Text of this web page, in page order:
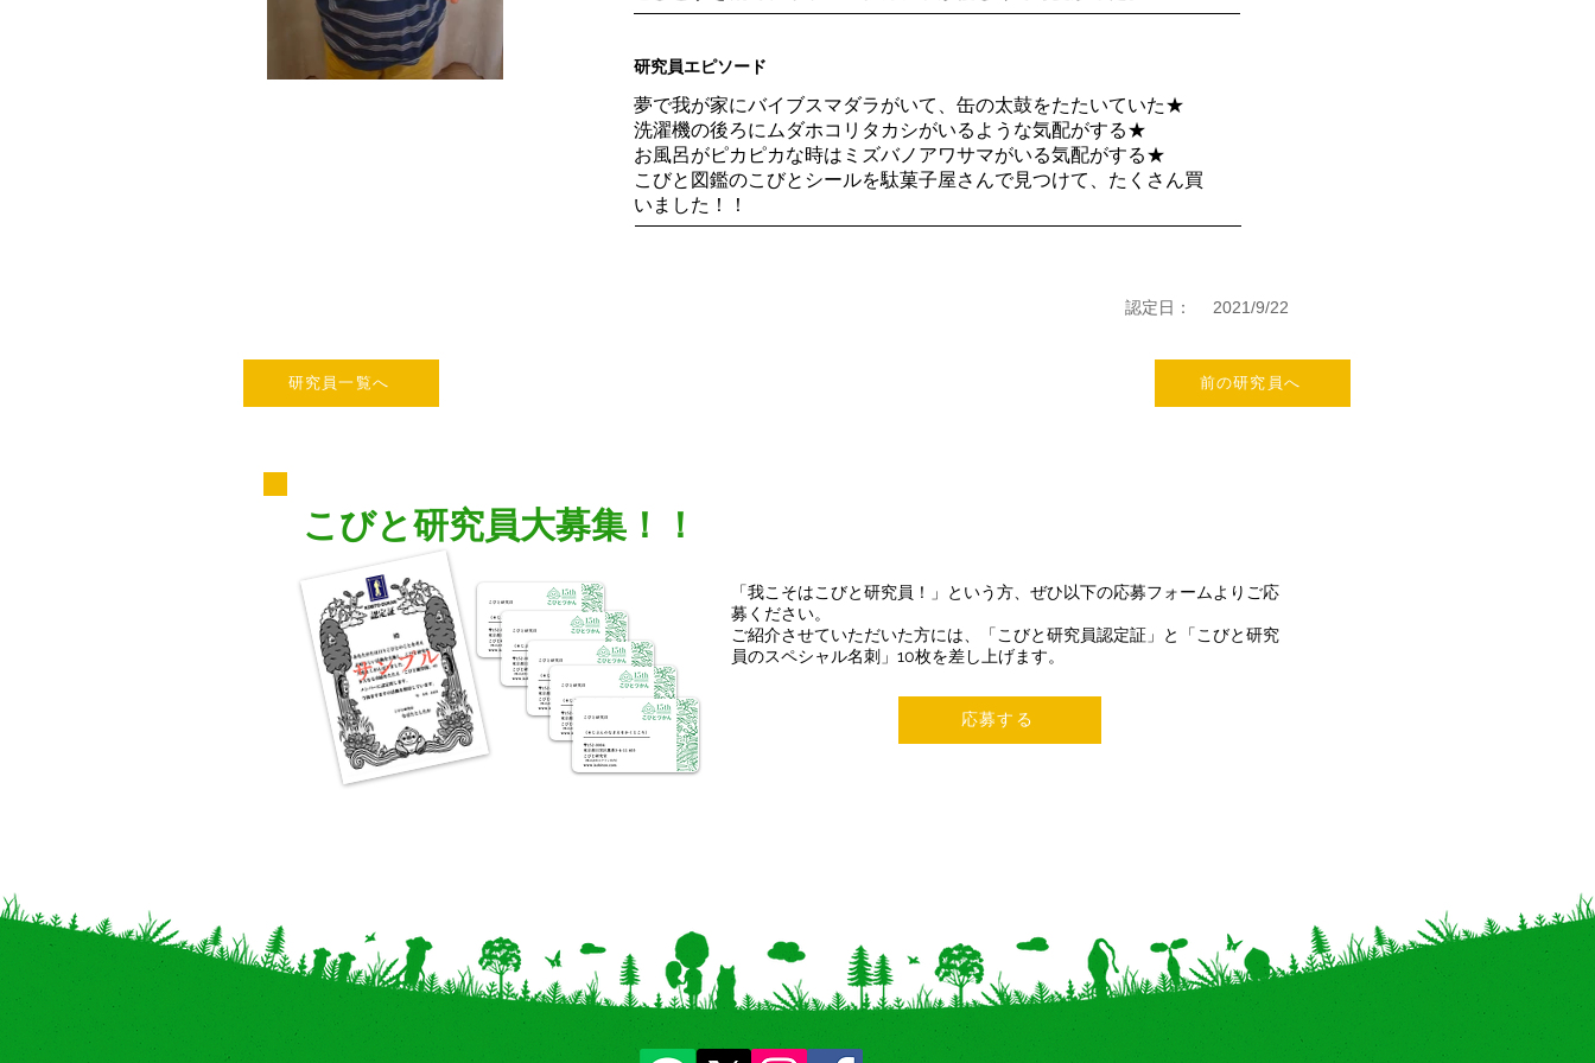
研究員エピソード
夢で我が家にバイブスマダラがいて、缶の太鼓をたたいていた★
洗濯機の後ろにムダホコリタカシがいるような気配がする★
お風呂がピカピカな時はミズバノアワサマがいる気配がする★
こびと図鑑のこびとシールを駄菓子屋さんで見つけて、たくさん買
いました！！
認定日： 2021/9/22
研究員一覧へ 前の研究員へ
こびと研究員大募集！！
「我こそはこびと研究員！」という方、ぜひ以下の応募フォームよりご応
募ください。
ご紹介させていただいた方には、「こびと研究員認定証」と「こびと研究
員のスペシャル名刺」10枚を差し上げます。
応募する